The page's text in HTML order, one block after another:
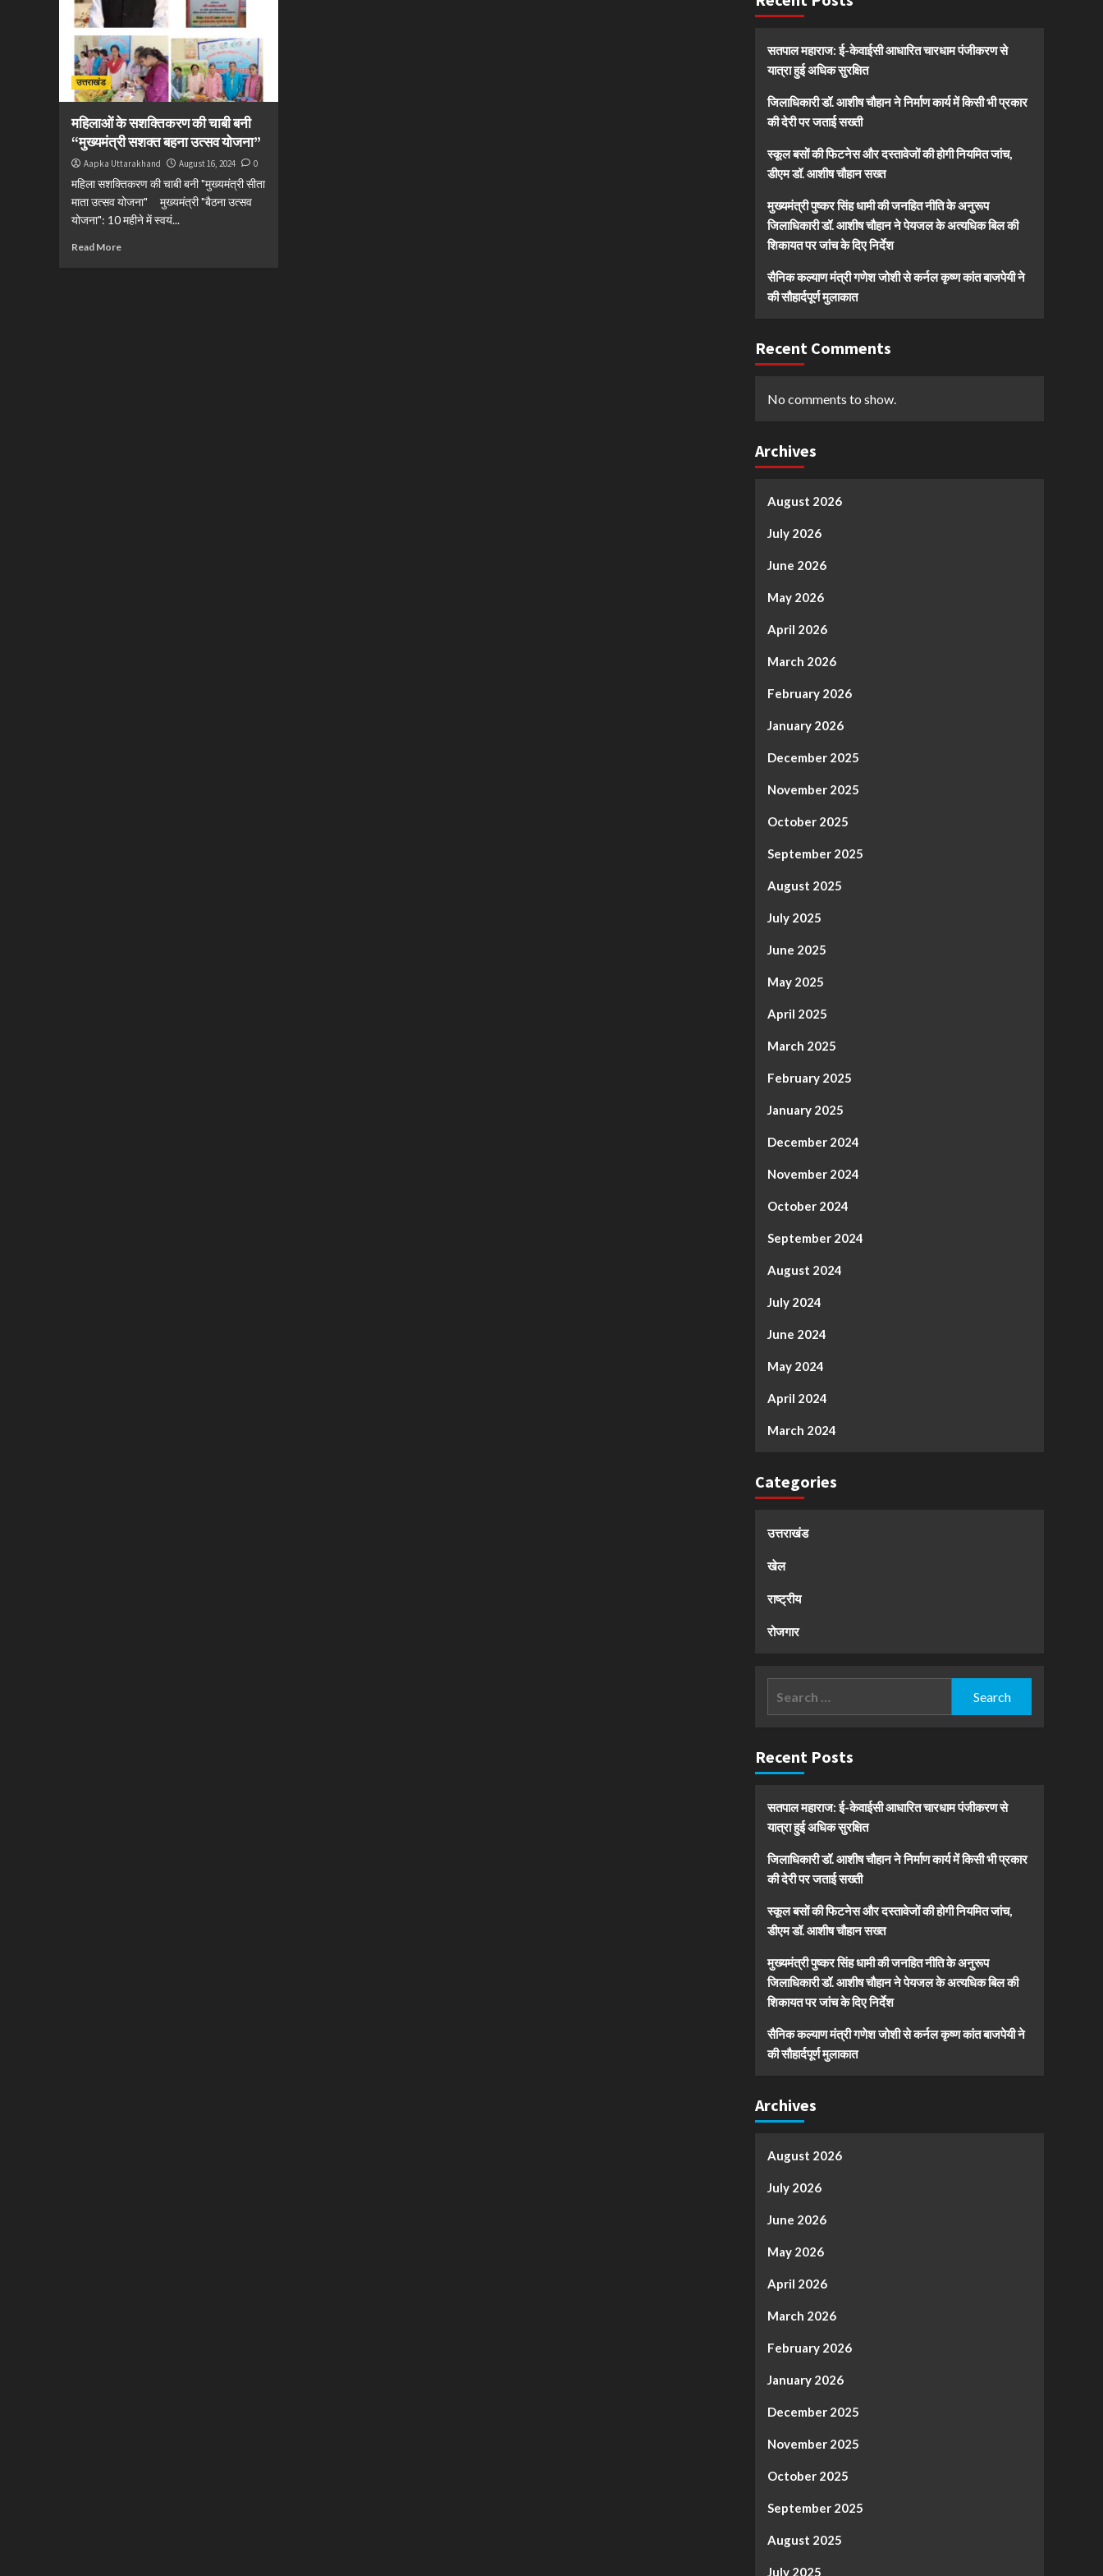
उत्तराखंड
महिलाओं के सशक्तिकरण की चाबी बनी
“मुख्यमंत्री सशक्त बहना उत्सव योजना”
Aapka Uttarakhand August 16, 2024 0
महिला सशक्तिकरण की चाबी बनी "मुख्यमंत्री सीता
माता उत्सव योजना" मुख्यमंत्री "बैठना उत्सव
योजना": 10 महीने में स्वयं...
Read More
सतपाल महाराज: ई-केवाईसी आधारित चारधाम पंजीकरण से
यात्रा हुई अधिक सुरक्षित
जिलाधिकारी डॉ. आशीष चौहान ने निर्माण कार्य में किसी भी प्रकार
की देरी पर जताई सख्ती
स्कूल बसों की फिटनेस और दस्तावेजों की होगी नियमित जांच,
डीएम डॉ. आशीष चौहान सख्त
मुख्यमंत्री पुष्कर सिंह धामी की जनहित नीति के अनुरूप
जिलाधिकारी डॉ. आशीष चौहान ने पेयजल के अत्यधिक बिल की
शिकायत पर जांच के दिए निर्देश
सैनिक कल्याण मंत्री गणेश जोशी से कर्नल कृष्ण कांत बाजपेयी ने
की सौहार्दपूर्ण मुलाकात
Recent Comments
No comments to show.
Archives
August 2026
July 2026
June 2026
May 2026
April 2026
March 2026
February 2026
January 2026
December 2025
November 2025
October 2025
September 2025
August 2025
July 2025
June 2025
May 2025
April 2025
March 2025
February 2025
January 2025
December 2024
November 2024
October 2024
September 2024
August 2024
July 2024
June 2024
May 2024
April 2024
March 2024
Categories
उत्तराखंड
खेल
राष्ट्रीय
रोजगार
Recent Posts
सतपाल महाराज: ई-केवाईसी आधारित चारधाम पंजीकरण से
यात्रा हुई अधिक सुरक्षित
जिलाधिकारी डॉ. आशीष चौहान ने निर्माण कार्य में किसी भी प्रकार
की देरी पर जताई सख्ती
स्कूल बसों की फिटनेस और दस्तावेजों की होगी नियमित जांच,
डीएम डॉ. आशीष चौहान सख्त
मुख्यमंत्री पुष्कर सिंह धामी की जनहित नीति के अनुरूप
जिलाधिकारी डॉ. आशीष चौहान ने पेयजल के अत्यधिक बिल की
शिकायत पर जांच के दिए निर्देश
सैनिक कल्याण मंत्री गणेश जोशी से कर्नल कृष्ण कांत बाजपेयी ने
की सौहार्दपूर्ण मुलाकात
Archives
August 2026
July 2026
June 2026
May 2026
April 2026
March 2026
February 2026
January 2026
December 2025
November 2025
October 2025
September 2025
August 2025
July 2025